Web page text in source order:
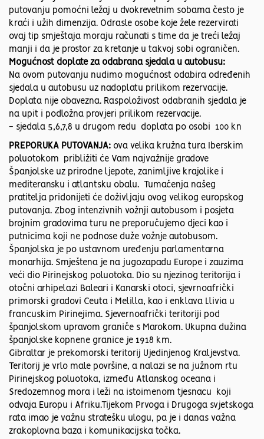
putovanju pomoćni ležaj u dvokrevetnim sobama često je
kraći i užih dimenzija. Odrasle osobe koje žele rezervirati
ovaj tip smještaja moraju računati s time da je treći ležaj
manji i da je prostor za kretanje u takvoj sobi ograničen.
Mogućnost doplate za odabrana sjedala u autobusu:
Na ovom putovanju nudimo mogućnost odabira određenih
sjedala u autobusu uz nadoplatu prilikom rezervacije.
Doplata nije obavezna. Raspoloživost odabranih sjedala je
na upit i podložna provjeri prilikom rezervacije.
- sjedala 5,6,7,8 u drugom redu doplata po osobi 100 kn
PREPORUKA PUTOVANJA: ova velika kružna tura Iberskim
poluotokom približiti će Vam najvažnije gradove
Španjolske uz prirodne ljepote, zanimljive krajolike i
mediteransku i atlantsku obalu. Tumačenja našeg
pratitelja pridonijeti će doživljaju ovog velikog europskog
putovanja. Zbog intenzivnih vožnji autobusom i posjeta
brojnim gradovima turu ne preporučujemo djeci kao i
putnicima koji ne podnose duže vožnje autobusom.
Španjolska je po ustavnom uređenju parlamentarna
monarhija. Smještena je na jugozapadu Europe i zauzima
veći dio Pirinejskog poluotoka. Dio su njezinog teritorija i
otočni arhipelazi Baleari i Kanarski otoci, sjevrnoafrički
primorski gradovi Ceuta i Melilla, kao i enklava Llivia u
francuskim Pirinejima. Sjevernoafrički teritoriji pod
španjolskom upravom graniče s Marokom. Ukupna dužina
španjolske kopnene granice je 1918 km.
Gibraltar je prekomorski teritorij Ujedinjenog Kraljevstva.
Teritorij je vrlo male površine, a nalazi se na južnom rtu
Pirinejskog poluotoka, između Atlanskog oceana i
Sredozemnog mora i leži na istoimenom tjesnacu koji
odvaja Europu i Afriku.Tijekom Prvoga i Drugoga svjetskoga
rata imao je važnu stratešku ulogu, pa je i danas važna
zrakoplovna baza i komunikacijska točka.